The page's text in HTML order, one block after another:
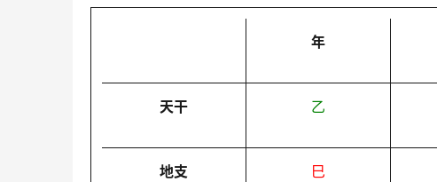
年
天干 乙
地支 巳